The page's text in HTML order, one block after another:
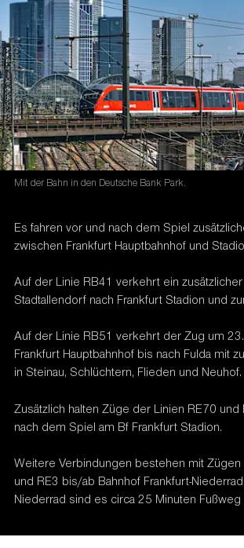
Mit der Bahn in den Deutsche Bank Park.
Es fahren vor und nach dem Spiel
zwischen Frankfurt Hauptbahnhof und
Auf der Linie RB41 verkehrt ein
Stadtallendorf nach Frankfurt Stadion und
Auf der Linie RB51 verkehrt der Zug um
Frankfurt Hauptbahnhof bis nach Fulda mit
in Steinau, Schlüchtern, Flieden und Neuhof.
Zusätzlich halten Züge der Linien RE70 und
nach dem Spiel am Bf Frankfurt Stadion.
Weitere Verbindungen bestehen mit Zügen
und RE3 bis/ab Bahnhof Frankfurt-
Niederrad sind es circa 25 Minuten